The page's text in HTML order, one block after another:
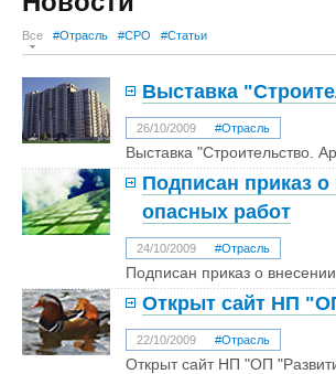
Все #Отрасль #СРО #Статьи
Выставка
26/10/2009 #Отрасль
Выставка "Строительство.
Подписан приказ
опасных работ
24/10/2009 #Отрасль
Подписан приказ о
Открыт сайт НП
22/10/2009 #Отрасль
Открыт сайт НП "ОП